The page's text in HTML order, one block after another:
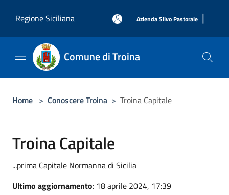
Regione Siciliana
Azienda Silvo Pastorale |
Comune di Troina
Home > Conoscere Troina > Troina Capitale
Troina Capitale
...prima Capitale Normanna di Sicilia
Ultimo aggiornamento: 18 aprile 2024, 17:39